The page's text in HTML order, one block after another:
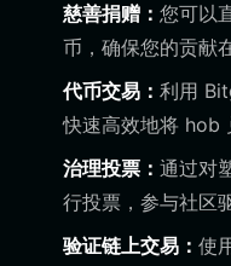
慈善捐赠： 您可以
币，确保您的贡献
代币交易： 利用
快速高效地将 hob
治理投票： 通过对
行投票，参与社区
验证链上交易： 使